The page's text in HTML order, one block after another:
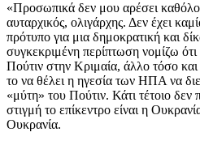
«Προσωπικά δεν μου αρέσει
αυταρχικός, ολιγάρχης. Δεν έχει
πρότυπο για μια δημοκρατική και
συγκεκριμένη περίπτωση νομίζω
Πούτιν στην Κριμαία, άλλο τόσο και
το να θέλει η ηγεσία των ΗΠΑ να
«μύτη» του Πούτιν. Κάτι τέτοιο
στιγμή το επίκεντρο είναι η
Ουκρανία.